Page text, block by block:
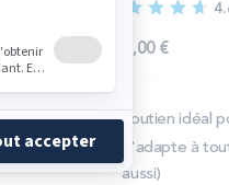
445,00 €
Soutien idéal
S'adapte à
aussi)